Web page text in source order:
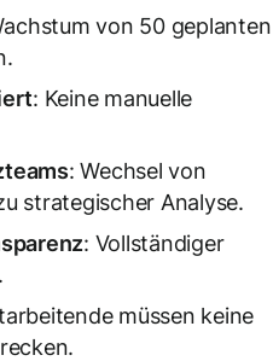
von 50 geplanten
: Keine manuelle
: Wechsel von
strategischer Analyse.
: Vollständiger
müssen keine